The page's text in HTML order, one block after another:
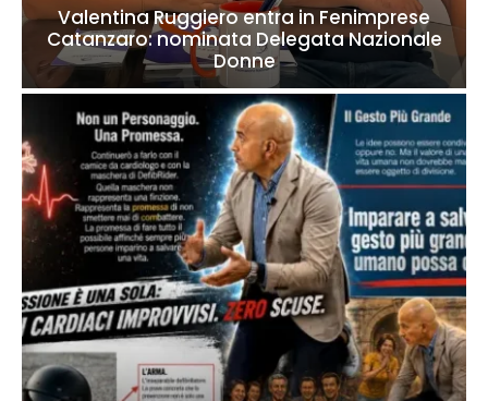
Valentina Ruggiero entra in Fenimprese
Catanzaro: nominata Delegata Nazionale
Donne